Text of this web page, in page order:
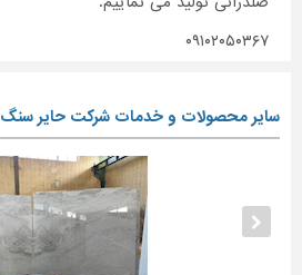
۰۹۱۰۲۰۵۰۳۶۷
سایر محصولات و خدمات شرکت حایر سنگ